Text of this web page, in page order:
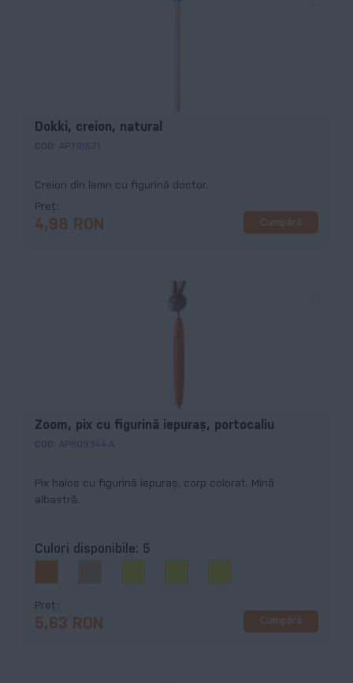
Dokki, creion, natural
COD: AP791571
Creion din lemn cu figurină doctor.
Preț
4,98 RON Cumpără
Zoom, pix cu figurină iepuraş, portocaliu
COD: AP809344-A
Pix haios cu figurină iepuraş, corp colorat. Mină
albastră.
Culori disponibile: 5
Preț
5,63 RON Cumpără